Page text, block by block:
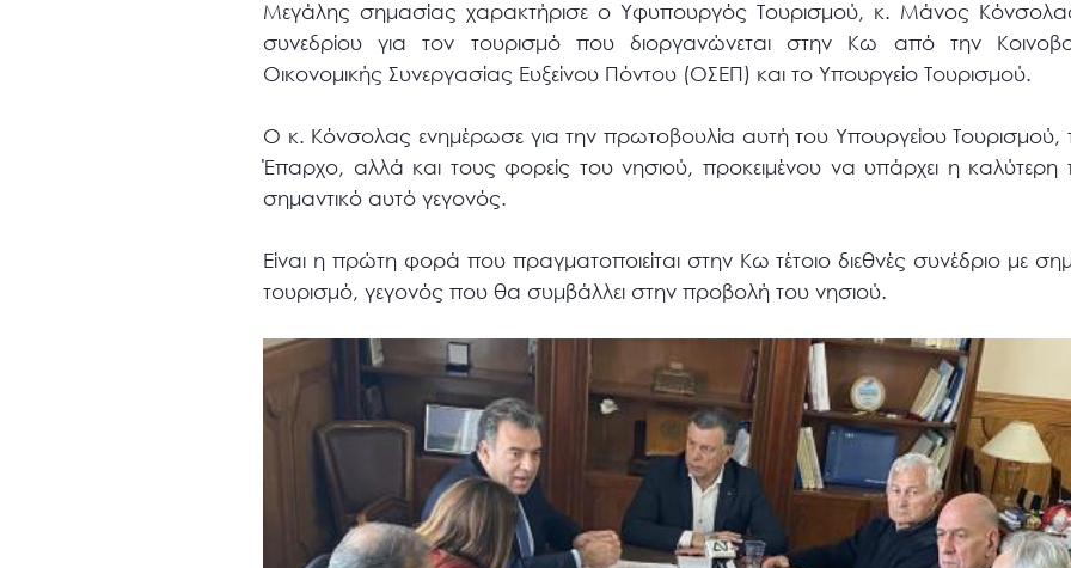
Μεγάλης σημασίας χαρακτήρισε ο Υφυπουργός Τουρισμού, κ. Μάνος
συνεδρίου για τον τουρισμό που διοργανώνεται στην Κω από την
Οικονομικής Συνεργασίας Ευξείνου Πόντου (ΟΣΕΠ) και το Υπουργείο Τουρισμού.
Ο κ. Κόνσολας ενημέρωσε για την πρωτοβουλία αυτή του Υπουργείου
Έπαρχο, αλλά και τους φορείς του νησιού, προκειμένου να υπάρχει η καλύτερη
σημαντικό αυτό γεγονός.
Είναι η πρώτη φορά που πραγματοποιείται στην Κω τέτοιο διεθνές συνέδριο με
τουρισμό, γεγονός που θα συμβάλλει στην προβολή του νησιού.